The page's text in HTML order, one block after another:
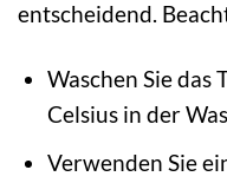
entscheidend.
Waschen Sie das
Celsius in der
Verwenden Sie